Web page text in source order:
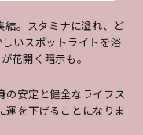
結。スタミナに溢れ、ど
いスポットライトを浴
花開く暗示も。
の安定と健全なライフス
運を下げることになりま